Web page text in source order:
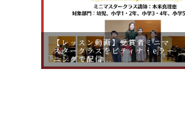
【レッスン動画】受賞者ミニマ
スタークラスをピティナ・eラー
ニングで配信...